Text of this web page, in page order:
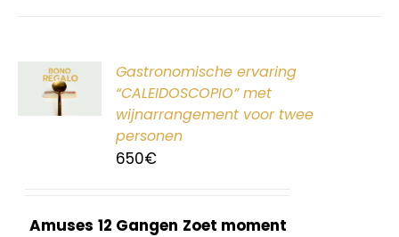
Gastronomische ervaring
“CALEIDOSCOPIO” met
wijnarrangement voor twee
personen
650€
Amuses 12 Gangen Zoet moment